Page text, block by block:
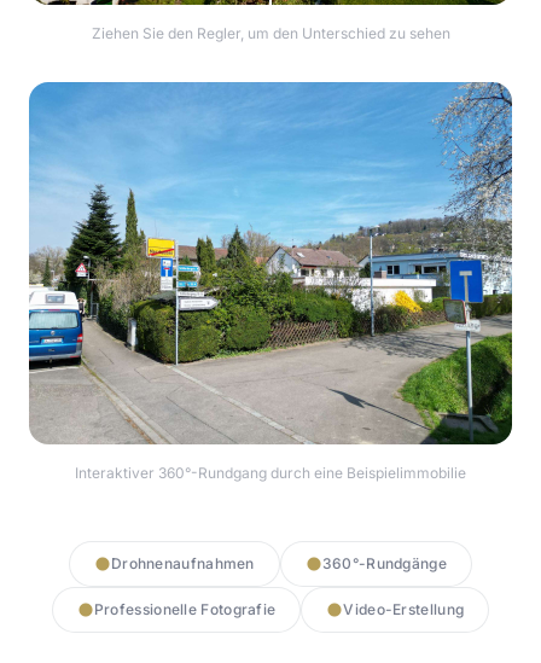
Ziehen Sie den Regler, um den Unterschied zu sehen
Interaktiver 360°-Rundgang durch eine Beispielimmobilie
Drohnenaufnahmen 360°-Rundgänge
Professionelle Fotografie Video-Erstellung